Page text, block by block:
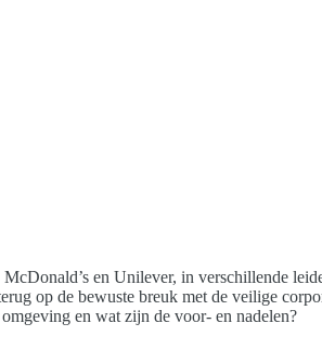
en Unilever, in verschillende
op de bewuste breuk met de veilige
en wat zijn de voor- en nadelen?